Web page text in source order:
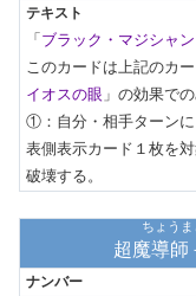
「 ブラック・マジシャ
このカードは上記のカ
イオスの眼 」の効果で
①：自分・相手ターン
表側表示カード１枚を
破壊する。
ちょう
超魔導師